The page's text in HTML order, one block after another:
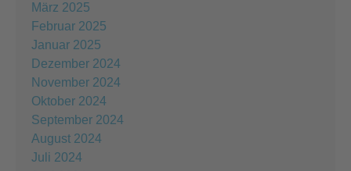
März 2025
Februar 2025
Januar 2025
Dezember 2024
November 2024
Oktober 2024
September 2024
August 2024
Juli 2024